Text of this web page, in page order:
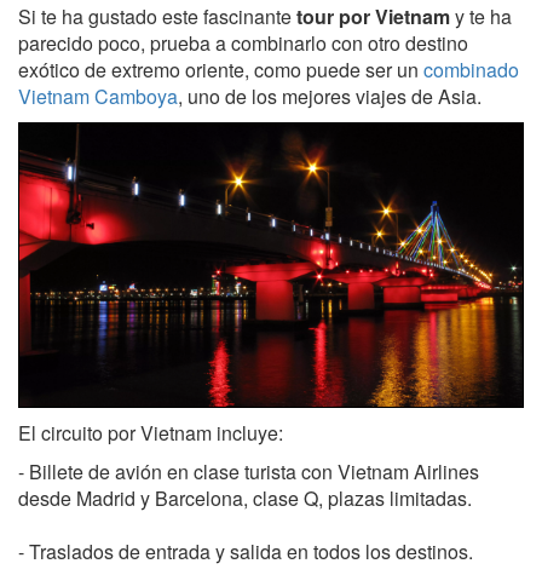
Si te ha gustado este fascinantetour por Vietnamy te ha
parecido poco, prueba a combinarlo con otro destino
exótico de extremo oriente, como puede ser un combinado
Vietnam Camboya, uno de los mejores viajes de Asia.
El circuito por Vietnam incluye:
- Billete de avión en clase turista con Vietnam Airlines
desde Madrid y Barcelona, clase Q, plazas limitadas.
- Traslados de entrada y salida en todos los destinos.